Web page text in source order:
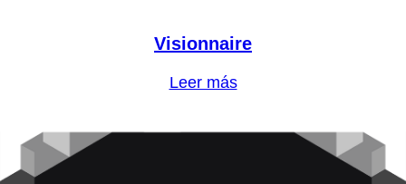
Visionnaire
Leer más